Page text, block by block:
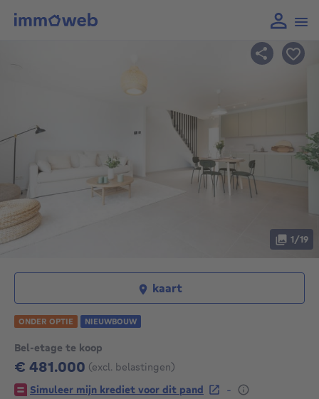
Bel-etage te koop
€ 481.000 (excl. belastingen)
481000€
Simuleer mijn krediet voor dit pand
-
1/19
kaart
ONDER OPTIE NIEUWBOUW